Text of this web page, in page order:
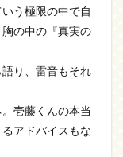
う極限の中で自
の中の『真実の
り、雷音もそれ
壱藤くんの本当
アドバイスもな